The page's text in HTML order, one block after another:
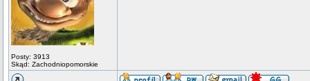
Posty: 3913
Skąd: Zachodniopomorskie